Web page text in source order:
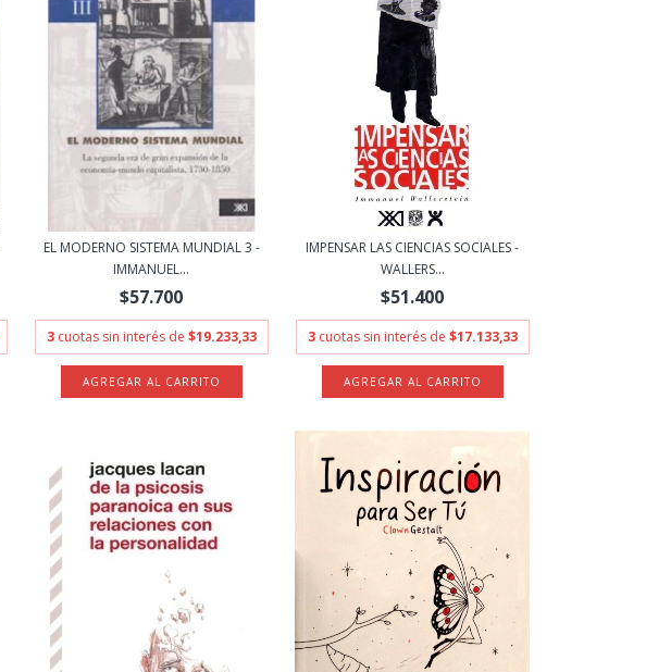
EL MODERNO SISTEMA MUNDIAL 3 -
IMMANUEL...
$57.700
3 cuotas sin interés de $19.233,33
IMPENSAR LAS CIENCIAS SOCIALES -
WALLERS...
$51.400
3 cuotas sin interés de $17.133,33